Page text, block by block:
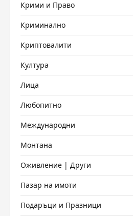
Крими и Право
Криминално
Криптовалити
Култура
Лица
Любопитно
Международни
Монтана
Оживление | Други
Пазар на имоти
Подаръци и Празници